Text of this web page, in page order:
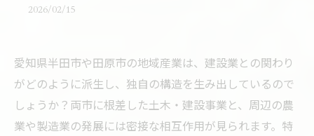
2026/02/15
愛知県半田市や田原市の地域産業は、建設業との関わり
がどのように派生し、独自の構造を生み出しているので
しょうか？両市に根差した土木・建設事業と、周辺の農
業や製造業の発展には密接な相互作用が見られます。特